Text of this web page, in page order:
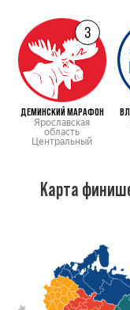
3
ДЕМИНСКИЙ МАРАФОН
Ярославская
область
Центральный
Карта